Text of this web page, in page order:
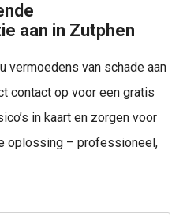
aan in Zutphen
vermoedens van schade aan
contact op voor een gratis
in kaart en zorgen voor
oplossing – professioneel,